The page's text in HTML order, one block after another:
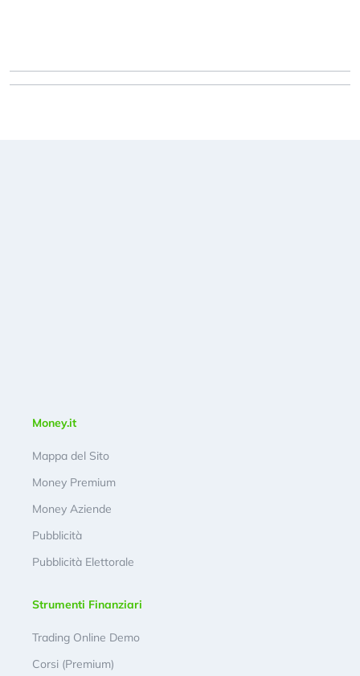
Money.it
Mappa del Sito
Money Premium
Money Aziende
Pubblicità
Pubblicità Elettorale
Strumenti Finanziari
Trading Online Demo
Corsi (Premium)